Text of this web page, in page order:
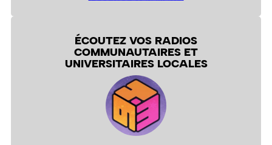
ÉCOUTEZ VOS RADIOS
COMMUNAUTAIRES ET
UNIVERSITAIRES LOCALES